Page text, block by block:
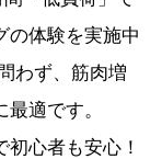
の体験を実施中
わず、筋肉増
適です。
心者も安心！